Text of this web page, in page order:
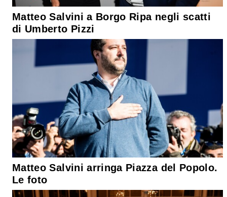
Matteo Salvini a Borgo Ripa negli scatti
di Umberto Pizzi
Matteo Salvini arringa Piazza del Popolo.
Le foto